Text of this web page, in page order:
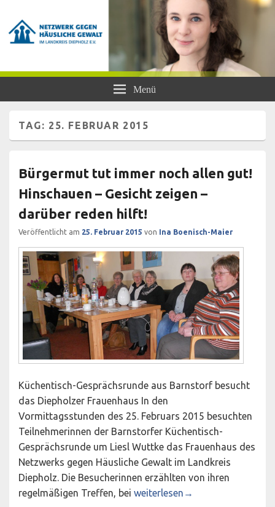
Netzwerk gegen Häusliche Gewalt
Frauen- und Kinderschutzhaus Diepholz, Beratungsstellen für Frauen und
Mädchen, BISS
Menü
TAG: 25. FEBRUAR 2015
Bürgermut tut immer noch allen gut!
Hinschauen – Gesicht zeigen –
darüber reden hilft!
Veröffentlicht am 25. Februar 2015 von Ina Boenisch-Maier
Küchentisch-Gesprächsrunde aus Barnstorf besucht
das Diepholzer Frauenhaus In den
Vormittagsstunden des 25. Februars 2015 besuchten
Teilnehmerinnen der Barnstorfer Küchentisch-
Gesprächsrunde um Liesl Wuttke das Frauenhaus des
Netzwerks gegen Häusliche Gewalt im Landkreis
Diepholz. Die Besucherinnen erzählten von ihren
regelmäßigen Treffen, bei Bürgermut tut immer noch
weiterlesen →